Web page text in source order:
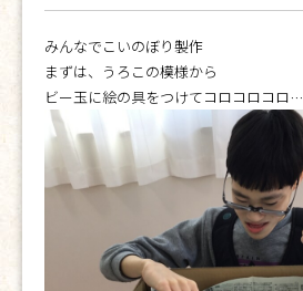
みんなでこいのぼり製作
まずは、うろこの模様から
ビー玉に絵の具をつけてコロコロコロ…